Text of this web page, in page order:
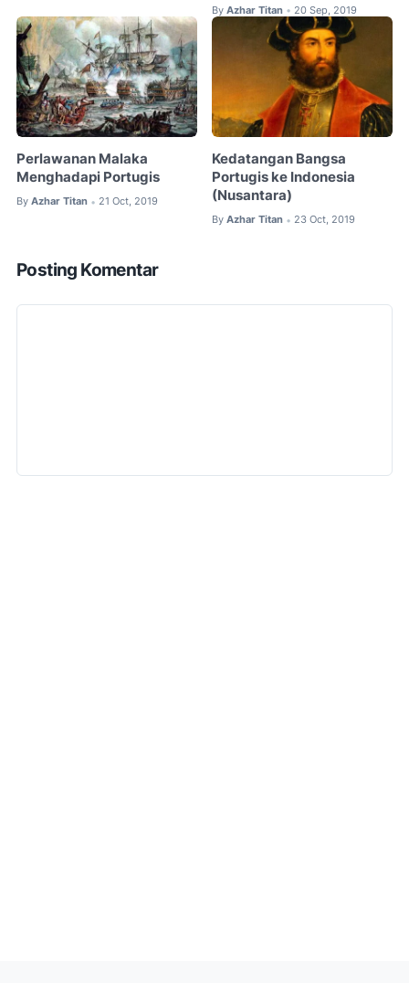
By Azhar Titan • 20 Sep, 2019
Perlawanan Malaka
Menghadapi Portugis
By Azhar Titan • 21 Oct, 2019
Kedatangan Bangsa
Portugis ke Indonesia
(Nusantara)
By Azhar Titan • 23 Oct, 2019
Posting Komentar